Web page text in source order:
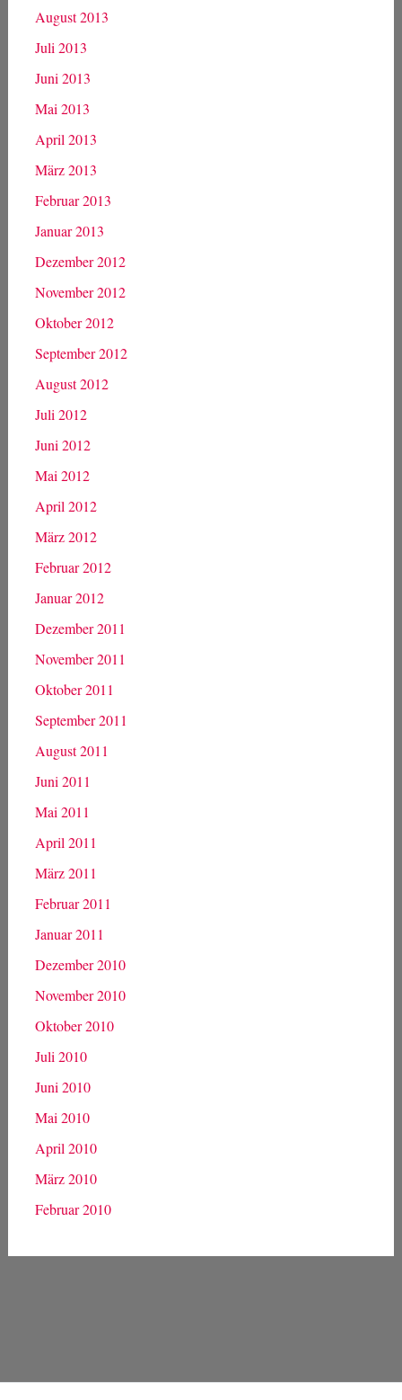
August 2013
Juli 2013
Juni 2013
Mai 2013
April 2013
März 2013
Februar 2013
Januar 2013
Dezember 2012
November 2012
Oktober 2012
September 2012
August 2012
Juli 2012
Juni 2012
Mai 2012
April 2012
März 2012
Februar 2012
Januar 2012
Dezember 2011
November 2011
Oktober 2011
September 2011
August 2011
Juni 2011
Mai 2011
April 2011
März 2011
Februar 2011
Januar 2011
Dezember 2010
November 2010
Oktober 2010
Juli 2010
Juni 2010
Mai 2010
April 2010
März 2010
Februar 2010